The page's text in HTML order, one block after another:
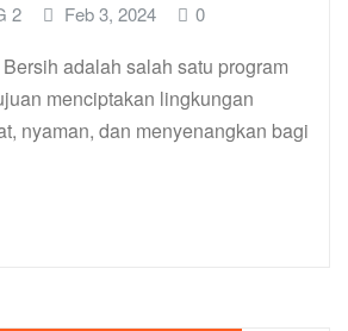
2 Feb 3, 2024 0
adalah salah satu program
menciptakan lingkungan
nyaman, dan menyenangkan bagi